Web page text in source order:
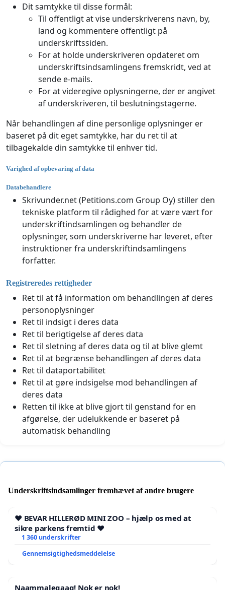
Dit samtykke til disse formål:
Til offentligt at vise underskriverens navn, by,
land og kommentere offentligt på
underskriftssiden.
For at holde underskriveren opdateret om
underskriftsindsamlingens fremskridt, ved at
sende e-mails.
For at videregive oplysningerne, der er angivet
af underskriveren, til beslutningstagerne.
Når behandlingen af dine personlige oplysninger er
baseret på dit eget samtykke, har du ret til at
tilbagekalde din samtykke til enhver tid.
Varighed af opbevaring af data
Databehandlere
Skrivunder.net (Petitions.com Group Oy) stiller den
tekniske platform til rådighed for at være vært for
underskriftindsamlingen og behandler de
oplysninger, som underskriverne har leveret, efter
instruktioner fra underskriftindsamlingens
forfatter.
Registreredes rettigheder
Ret til at få information om behandlingen af deres
personoplysninger
Ret til indsigt i deres data
Ret til berigtigelse af deres data
Ret til sletning af deres data og til at blive glemt
Ret til at begrænse behandlingen af deres data
Ret til dataportabilitet
Ret til at gøre indsigelse mod behandlingen af
deres data
Retten til ikke at blive gjort til genstand for en
afgørelse, der udelukkende er baseret på
automatisk behandling
Underskriftsindsamlinger fremhævet af andre brugere
❤️ BEVAR HILLERØD MINI ZOO – hjælp os med at
sikre parkens fremtid ❤️
1 360 underskrifter
Gennemsigtighedsmeddelelse
Naammaleqaaq! Nok er nok!